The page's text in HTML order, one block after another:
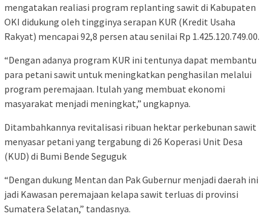
mengatakan realiasi program replanting sawit di Kabupaten
OKI didukung oleh tingginya serapan KUR (Kredit Usaha
Rakyat) mencapai 92,8 persen atau senilai Rp 1.425.120.749.00.
“Dengan adanya program KUR ini tentunya dapat membantu
para petani sawit untuk meningkatkan penghasilan melalui
program peremajaan. Itulah yang membuat ekonomi
masyarakat menjadi meningkat,” ungkapnya.
Ditambahkannya revitalisasi ribuan hektar perkebunan sawit
menyasar petani yang tergabung di 26 Koperasi Unit Desa
(KUD) di Bumi Bende Seguguk
“Dengan dukung Mentan dan Pak Gubernur menjadi daerah ini
jadi Kawasan peremajaan kelapa sawit terluas di provinsi
Sumatera Selatan,” tandasnya.